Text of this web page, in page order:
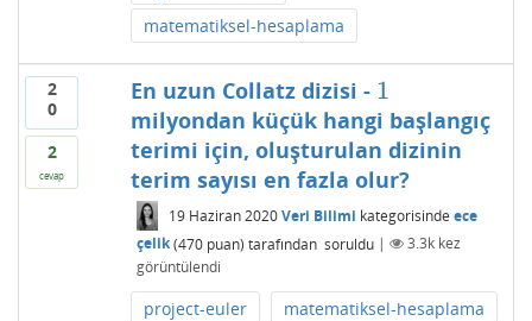
matematiksel-hesaplama
2
0
2
cevap
En uzun Collatz dizisi - 1
1
milyondan küçük hangi başlangıç
terimi için, oluşturulan dizinin
terim sayısı en fazla olur?
19 Haziran 2020 Veri Bilimi kategorisinde ece
çelik (470puan) tarafından soruldu | 3.3kkez
görüntülendi
project-euler matematiksel-hesaplama